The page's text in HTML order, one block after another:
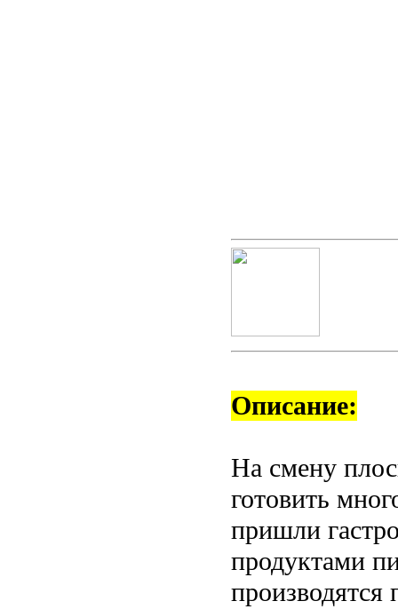
Описание:
На смену
готовить
пришли
продуктами
производятся